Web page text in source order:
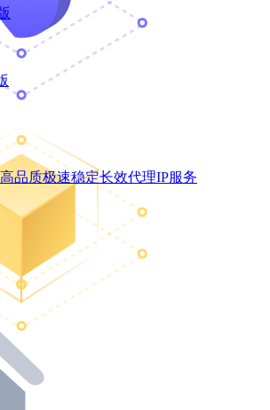
高品质极速稳定长效代理IP服务